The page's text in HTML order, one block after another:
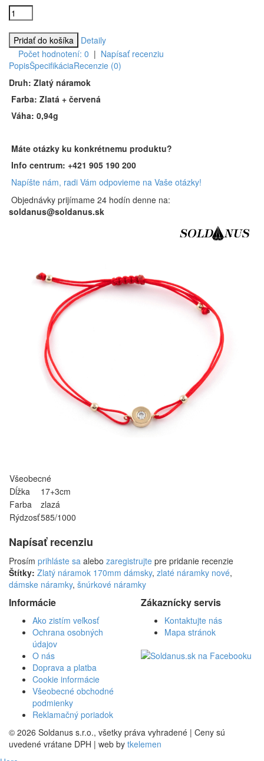
Detaily
Počet hodnotení: 0 | Napísať recenziu
PopisŠpecifikáciaRecenzie (0)
Druh: Zlatý náramok
Farba: Zlatá + červená
Váha: 0,94g
Máte otázky ku konkrétnemu produktu?
Info centrum: +421 905 190 200
Napíšte nám, radi Vám odpovieme na Vaše otázky!
Objednávky prijímame 24 hodín denne na:
soldanus@soldanus.sk
Všeobecné
Dĺžka
17+3cm
Farba
zlazá
Rýdzosť585/1000
Napísať recenziu
Prosím prihláste sa alebo zaregistrujte pre pridanie recenzie
Štítky: Zlatý náramok 170mm dámsky, zlaté náramky nové,
dámske náramky, šnúrkové náramky
Informácie
Ako zistím veľkosť
Ochrana osobných
údajov
O nás
Doprava a platba
Cookie informácie
Všeobecné obchodné
podmienky
Reklamačný poriadok
Zákaznícky servis
Kontaktujte nás
Mapa stránok
© 2026 Soldanus s.r.o., všetky práva vyhradené | Ceny sú
uvedené vrátane DPH | web by tkelemen